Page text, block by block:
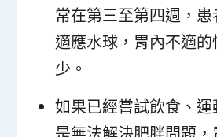
常在第三至第四週，
適應水球，胃內不適
少。
如果已經嘗試飲食、